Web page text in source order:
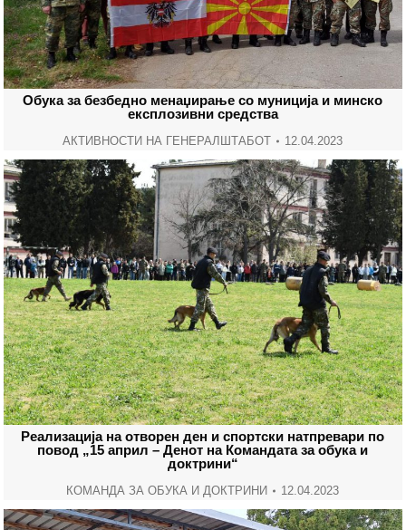
Обука за безбедно менаџирање со муниција и минско
експлозивни средства
АКТИВНОСТИ НА ГЕНЕРАЛШТАБОТ 12.04.2023
Реализација на отворен ден и спортски натпревари по
повод „15 април – Денот на Командата за обука и
доктрини“
КОМАНДА ЗА ОБУКА И ДОКТРИНИ 12.04.2023